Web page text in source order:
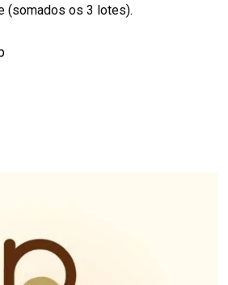
(somados os 3 lotes).